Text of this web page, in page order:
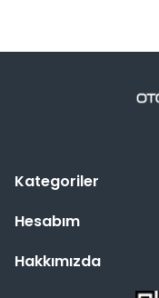
Kategoriler
Hesabım
Hakkımızda